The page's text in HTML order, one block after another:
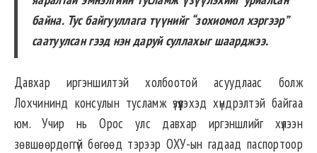
байна. Тус байгууллага түүнийг “зохиомол хэргээр”
саатуулсан гээд нэн даруй суллахыг шаарджээ.
Давхар иргэншилтэй холбоотой асуудлаас болж
Лохчининд консулын тусламж үзүүлэхэд хүндрэлтэй байгаа
юм. Учир нь Орос улс давхар иргэншлийг хүлээн
зөвшөөрдөггүй бөгөөд тэрээр ОХУ-ын гадаад паспортоор